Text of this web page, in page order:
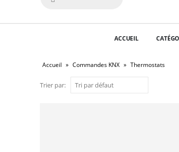
ACCUEIL
Accueil » Commandes KNX » Thermostats
Trier par: